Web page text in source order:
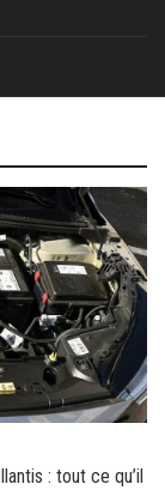
: tout ce qu’il